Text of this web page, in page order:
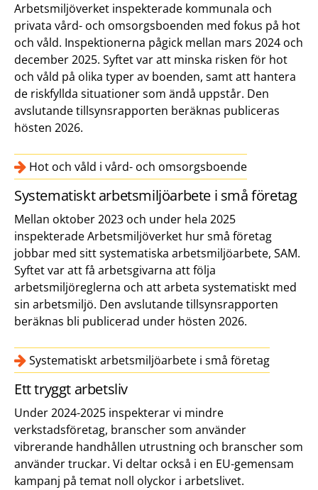
Arbetsmiljöverket inspekterade kommunala och
privata vård- och omsorgsboenden med fokus på hot
och våld. Inspektionerna pågick mellan mars 2024 och
december 2025. Syftet var att minska risken för hot
och våld på olika typer av boenden, samt att hantera
de riskfyllda situationer som ändå uppstår. Den
avslutande tillsynsrapporten beräknas publiceras
hösten 2026.
Hot och våld i vård- och omsorgsboende
Systematiskt arbetsmiljöarbete i små företag
Mellan oktober 2023 och under hela 2025
inspekterade Arbetsmiljöverket hur små företag
jobbar med sitt systematiska arbetsmiljöarbete, SAM.
Syftet var att få arbetsgivarna att följa
arbetsmiljöreglerna och att arbeta systematiskt med
sin arbetsmiljö. Den avslutande tillsynsrapporten
beräknas bli publicerad under hösten 2026.
Systematiskt arbetsmiljöarbete i små företag
Ett tryggt arbetsliv
Under 2024-2025 inspekterar vi mindre
verkstadsföretag, branscher som använder
vibrerande handhållen utrustning och branscher som
använder truckar. Vi deltar också i en EU-gemensam
kampanj på temat noll olyckor i arbetslivet.